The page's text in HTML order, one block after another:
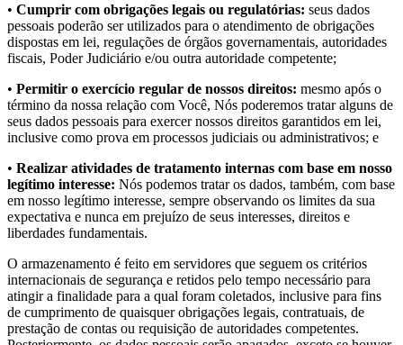
• Cumprir com obrigações legais ou regulatórias: seus dados
pessoais poderão ser utilizados para o atendimento de obrigações
dispostas em lei, regulações de órgãos governamentais, autoridades
fiscais, Poder Judiciário e/ou outra autoridade competente;
• Permitir o exercício regular de nossos direitos: mesmo após o
término da nossa relação com Você, Nós poderemos tratar alguns de
seus dados pessoais para exercer nossos direitos garantidos em lei,
inclusive como prova em processos judiciais ou administrativos; e
• Realizar atividades de tratamento internas com base em nosso
legítimo interesse: Nós podemos tratar os dados, também, com base
em nosso legítimo interesse, sempre observando os limites da sua
expectativa e nunca em prejuízo de seus interesses, direitos e
liberdades fundamentais.
O armazenamento é feito em servidores que seguem os critérios
internacionais de segurança e retidos pelo tempo necessário para
atingir a finalidade para a qual foram coletados, inclusive para fins
de cumprimento de quaisquer obrigações legais, contratuais, de
prestação de contas ou requisição de autoridades competentes.